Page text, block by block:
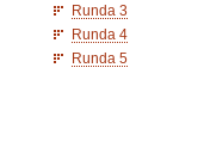
Runda 3
Runda 4
Runda 5